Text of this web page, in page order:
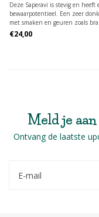
Deze Saperavi is stevig en heeft
bewaarpotentieel. Een zeer
met smaken en geuren zoals
bessen gaan gepaard met stevige
12 maanden op Franse eiken
€24,00
Meld je
Ontvang de laatste